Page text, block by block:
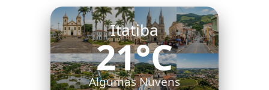
Itatiba
21°C
Algumas Nuvens